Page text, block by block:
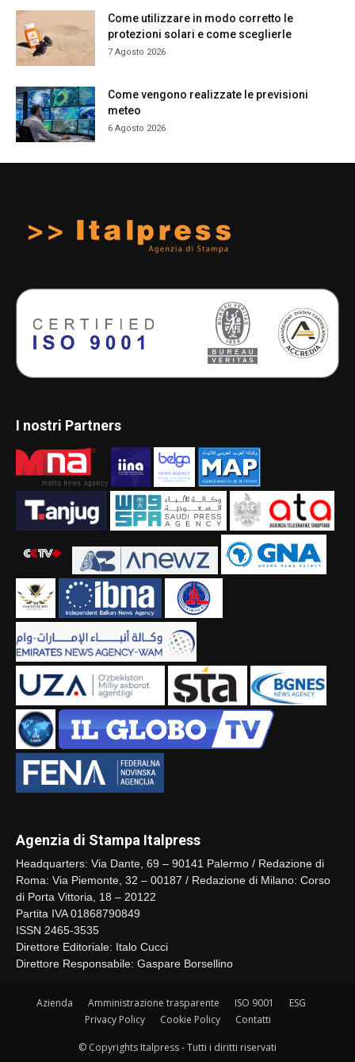
Come utilizzare in modo corretto le
protezioni solari e come sceglierle
7 Agosto 2026
Come vengono realizzate le previsioni
meteo
6 Agosto 2026
I nostri Partners
Agenzia di Stampa Italpress
Headquarters: Via Dante, 69 – 90141 Palermo / Redazione di
Roma: Via Piemonte, 32 – 00187 / Redazione di Milano: Corso
di Porta Vittoria, 18 – 20122
Partita IVA 01868790849
ISSN 2465-3535
Direttore Editoriale: Italo Cucci
Direttore Responsabile: Gaspare Borsellino
Azienda Amministrazione trasparente ISO 9001
ESG
Privacy Policy
Cookie Policy Contatti
© Copyrights Italpress - Tutti i diritti riservati